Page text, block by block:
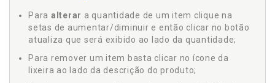
Para alterar a quantidade de um item clique na
setas de aumentar/diminuir e então clicar no botão
atualiza que será exibido ao lado da quantidade;
Para remover um item basta clicar no ícone da
lixeira ao lado da descrição do produto;